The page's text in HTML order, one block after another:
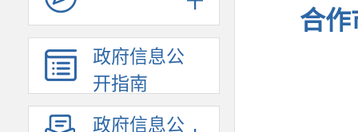
政府信息公
开指南
政府信息公
合作